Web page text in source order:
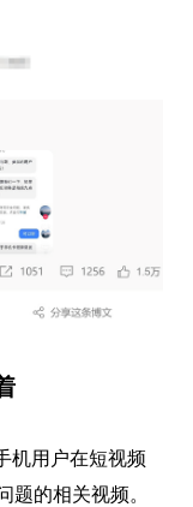
机用户在短视频
题的相关视频。